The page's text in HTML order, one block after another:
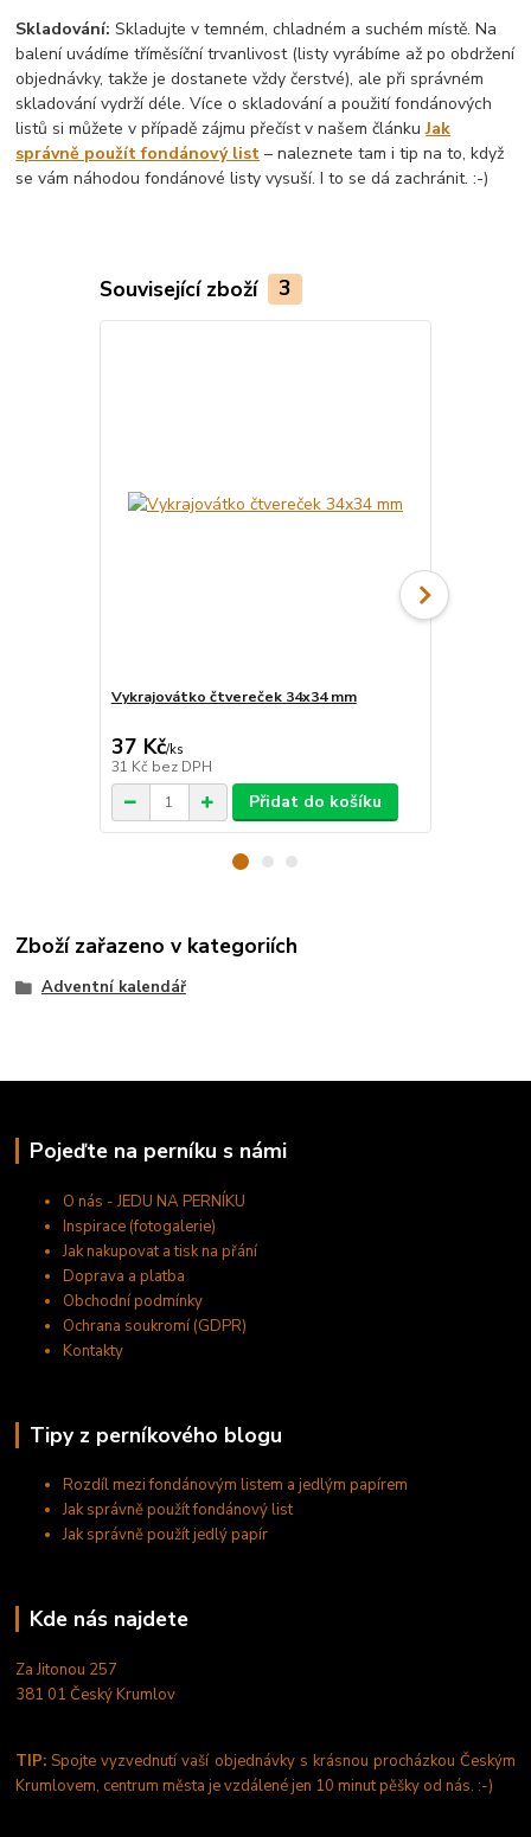
Skladování: Skladujte v temném, chladném a suchém místě. Na
balení uvádíme tříměsíční trvanlivost (listy vyrábíme až po obdržení
objednávky, takže je dostanete vždy čerstvé), ale při správném
skladování vydrží déle. Více o skladování a použití fondánových
listů si můžete v případě zájmu přečíst v našem článkuJak
správně použít fondánový list – naleznete tam i tip na to, když
se vám náhodou fondánové listy vysuší. I to se dá zachránit. :-)
Související zboží 3
Vykrajovátko čtvereček 34x34 mm
37 Kč/ks
31 Kč bez DPH
Přidat do košíku
Zboží zařazeno v kategoriích
Adventní kalendář
Pojeďte na perníku s námi
O nás - JEDU NA PERNÍKU
Inspirace (fotogalerie)
Jak nakupovat a tisk na přání
Doprava a platba
Obchodní podmínky
Ochrana soukromí (GDPR)
Kontakty
Tipy z perníkového blogu
Rozdíl mezi fondánovým listem a jedlým papírem
Jak správně použít fondánový list
Jak správně použít jedlý papír
Kde nás najdete
Za Jitonou 257
381 01 Český Krumlov
TIP: Spojte vyzvednutí vaší objednávky s krásnou procházkou Českým
Krumlovem, centrum města je vzdálené jen 10 minut pěšky od nás. :-)